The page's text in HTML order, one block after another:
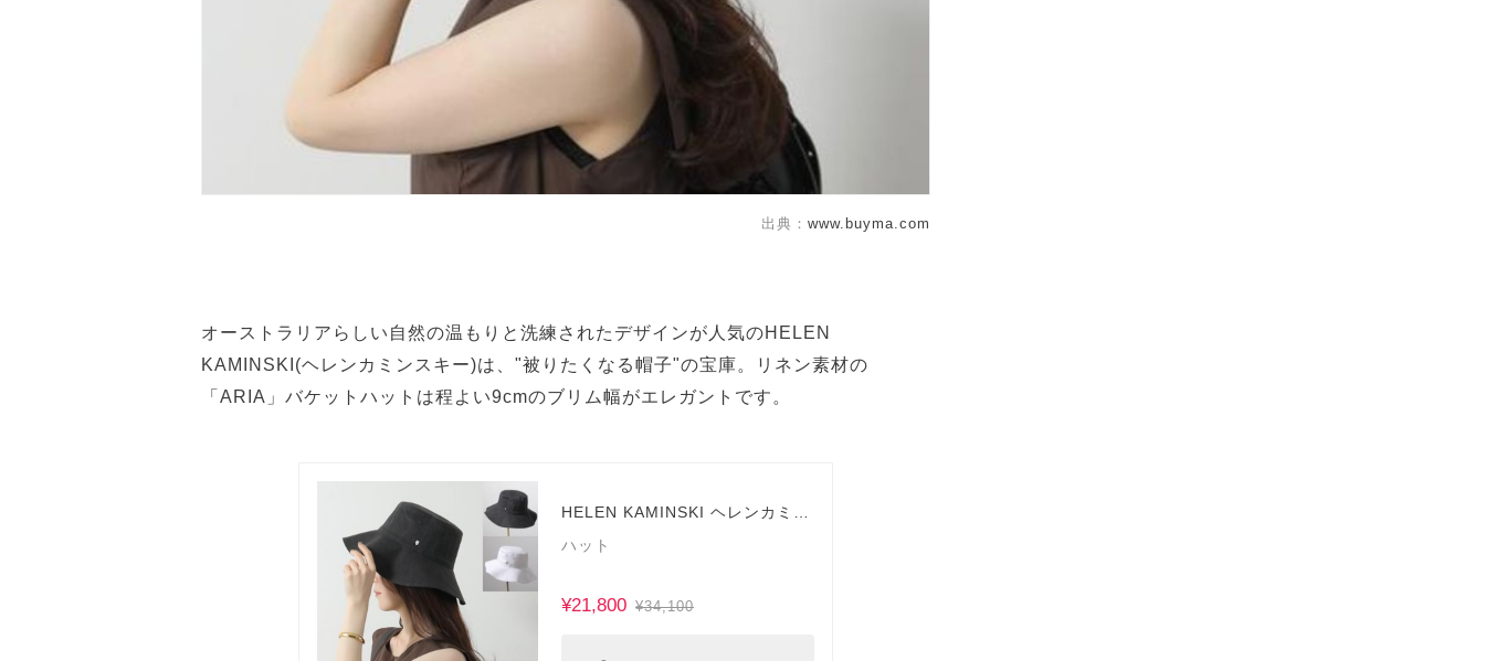
出典： www.buyma.com
オーストラリアらしい自然の温もりと洗練されたデザインが人気のHELEN
KAMINSKI(ヘレンカミンスキー)は、"被りたくなる帽子"の宝庫。リネン素材の
「ARIA」バケットハットは程よい9cmのブリム幅がエレガントです。
HELEN KAMINSKI ヘレンカミン
ハット
¥21,800 ¥34,100